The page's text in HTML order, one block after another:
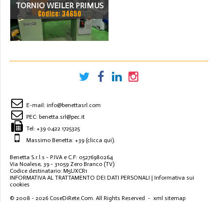
TORNIO WEILER PRIMUS
Codice: 34650
E-mail: info@benettasrl.com
PEC: benetta.srl@pec.it
Tel: +39 0422 1725325
Massimo Benetta: +39 (clicca qui).
Benetta S.r.l.s - P.IVA e C.F: 05276980264
Via Noalese, 39 - 31059 Zero Branco (TV)
Codice destinatario: M5UXCR1
INFORMATIVA AL TRATTAMENTO DEI DATI PERSONALI | Informativa sui
cookies
© 2008 - 2026 CoseDiRete.Com. All Rights Reserved - xml sitemap